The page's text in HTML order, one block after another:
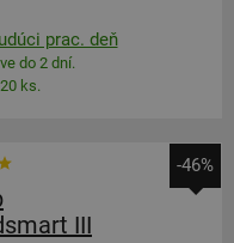
prac. deň
do 2 dní.
ks.
-46%
III